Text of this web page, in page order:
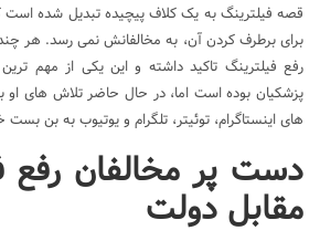
قصه فیلترینگ به یک کلاف پیچیده تبدیل شده
برای برطرف کردن آن، به مخالفانش نمی رسد. هر
رفع فیلترینگ تاکید داشته و این یکی از مهم
پزشکیان بوده است اما، در حال حاضر تلاش های
های اینستاگرام، توئیتر، تلگرام و یوتیوب به بن
دست پر مخالفان رفع
مقابل دولت